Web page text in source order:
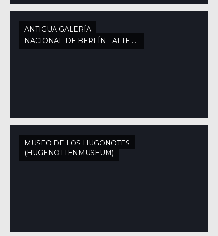
ANTIGUA GALERÍA
NACIONAL DE BERLÍN - ALTE NATIONALGALERIE
MUSEO DE LOS HUGONOTES
(HUGENOTTENMUSEUM)